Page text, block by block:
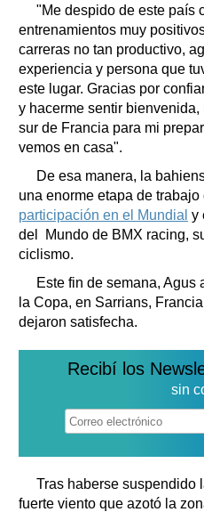
Servicios
"Me despido de este país
entrenamientos muy
carreras no tan productivo,
experiencia y persona que
este lugar. Gracias por
y hacerme sentir
sur de Francia para mi
vemos en casa".
De esa manera, la
una enorme etapa de
participación en el Mundial y
del Mundo de BMX racing,
ciclismo.
Este fin de semana, Agus
la Copa, en Sarrians,
dejaron satisfecha.
Recibí los
sin
Tras haberse suspendido
fuerte viento que azotó la